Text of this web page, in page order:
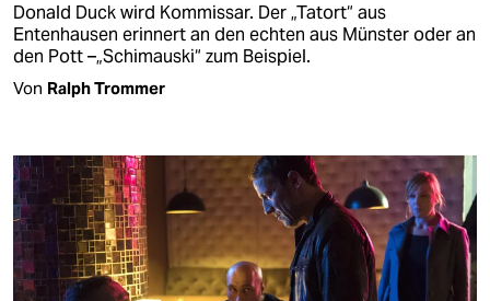
Donald Duck wird Kommissar. Der „Tatort“ aus
Entenhausen erinnert an den echten aus Münster oder an
den Pott –„Schimauski“ zum Beispiel.
Von Ralph Trommer